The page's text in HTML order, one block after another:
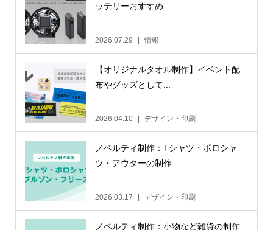
ッテリーおすすめ...
2026.07.29 情報
【オリジナルタオル制作】イベント配
布やグッズとして...
2026.04.10 デザイン・印刷
ノベルティ制作：Tシャツ・ポロシャ
ツ・アウターの制作...
2026.03.17 デザイン・印刷
ノベルティ制作：小物など雑貨の制作